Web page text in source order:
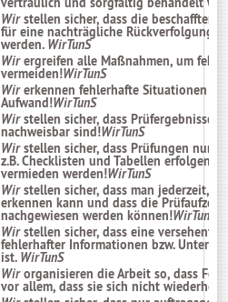
Wir stellen sicher, dass die beschafften
für eine nachträgliche Rückverfolgung
werden. WirTunS
Wirergreifen alle Maßnahmen, um
vermeiden!WirTunS
Wir erkennen fehlerhafte Situationen
Aufwand!WirTunS
Wir stellen sicher, dass Prüfergebnisse
nachweisbar sind!WirTunS
Wir stellen sicher, dass Prüfungen nur
z.B. Checklisten und Tabellen erfolgen,
vermieden werden!WirTunS
Wir stellen sicher, dass man jederzeit,
erkennen kann und dass die
nachgewiesen werden können!WirTunS
Wir stellen sicher, dass eine
fehlerhafter Informationen bzw.
ist. WirTunS
Wir organisieren die Arbeit so, dass
vor allem, dass sie sich nicht